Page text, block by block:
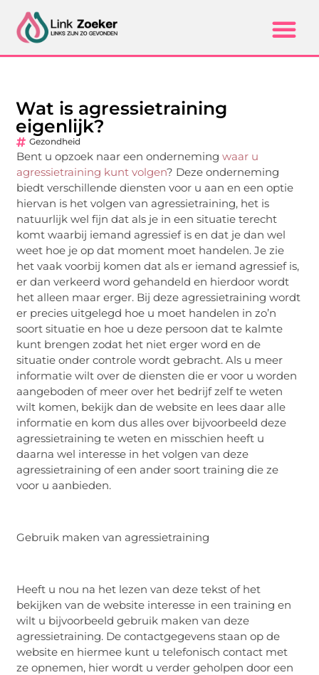
Wat is agressietraining
eigenlijk?
Gezondheid
Bent u opzoek naar een onderneming waar u
agressietraining kunt volgen? Deze onderneming
biedt verschillende diensten voor u aan en een optie
hiervan is het volgen van agressietraining, het is
natuurlijk wel fijn dat als je in een situatie terecht
komt waarbij iemand agressief is en dat je dan wel
weet hoe je op dat moment moet handelen. Je zie
het vaak voorbij komen dat als er iemand agressief is,
er dan verkeerd word gehandeld en hierdoor wordt
het alleen maar erger. Bij deze agressietraining wordt
er precies uitgelegd hoe u moet handelen in zo’n
soort situatie en hoe u deze persoon dat te kalmte
kunt brengen zodat het niet erger word en de
situatie onder controle wordt gebracht. Als u meer
informatie wilt over de diensten die er voor u worden
aangeboden of meer over het bedrijf zelf te weten
wilt komen, bekijk dan de website en lees daar alle
informatie en kom dus alles over bijvoorbeeld deze
agressietraining te weten en misschien heeft u
daarna wel interesse in het volgen van deze
agressietraining of een ander soort training die ze
voor u aanbieden.
Gebruik maken van agressietraining
Heeft u nou na het lezen van deze tekst of het
bekijken van de website interesse in een training en
wilt u bijvoorbeeld gebruik maken van deze
agressietraining. De contactgegevens staan op de
website en hiermee kunt u telefonisch contact met
ze opnemen, hier wordt u verder geholpen door een